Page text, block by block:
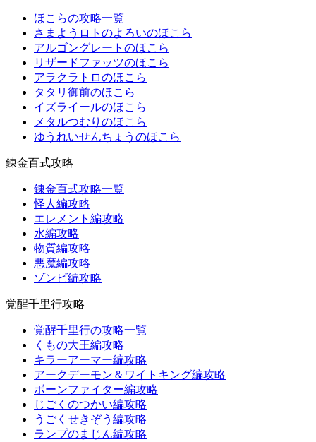
ほこらの攻略一覧
さまようロトのよろいのほこら
アルゴングレートのほこら
リザードファッツのほこら
アラクラトロのほこら
タタリ御前のほこら
イズライールのほこら
メタルつむりのほこら
ゆうれいせんちょうのほこら
錬金百式攻略
錬金百式攻略一覧
怪人編攻略
エレメント編攻略
水編攻略
物質編攻略
悪魔編攻略
ゾンビ編攻略
覚醒千里行攻略
覚醒千里行の攻略一覧
くもの大王編攻略
キラーアーマー編攻略
アークデーモン＆ワイトキング編攻略
ボーンファイター編攻略
じごくのつかい編攻略
うごくせきぞう編攻略
ランプのまじん編攻略